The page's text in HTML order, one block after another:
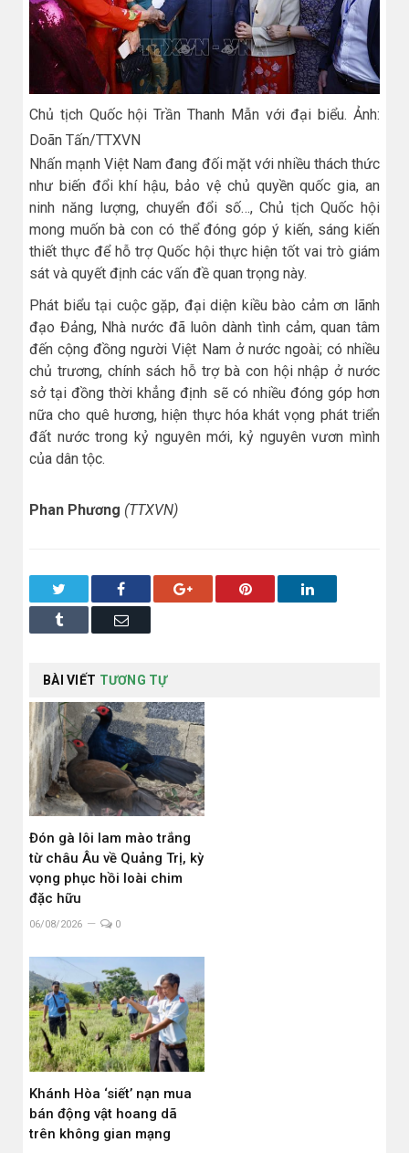
Chủ tịch Quốc hội Trần Thanh Mẫn với đại biểu. Ảnh:
Doãn Tấn/TTXVN
Nhấn mạnh Việt Nam đang đối mặt với nhiều thách thức
như biến đổi khí hậu, bảo vệ chủ quyền quốc gia, an
ninh năng lượng, chuyển đổi số…, Chủ tịch Quốc hội
mong muốn bà con có thể đóng góp ý kiến, sáng kiến
thiết thực để hỗ trợ Quốc hội thực hiện tốt vai trò giám
sát và quyết định các vấn đề quan trọng này.
Phát biểu tại cuộc gặp, đại diện kiều bào cảm ơn lãnh
đạo Đảng, Nhà nước đã luôn dành tình cảm, quan tâm
đến cộng đồng người Việt Nam ở nước ngoài; có nhiều
chủ trương, chính sách hỗ trợ bà con hội nhập ở nước
sở tại đồng thời khẳng định sẽ có nhiều đóng góp hơn
nữa cho quê hương, hiện thực hóa khát vọng phát triển
đất nước trong kỷ nguyên mới, kỷ nguyên vươn mình
của dân tộc.
Phan Phương (TTXVN)
Facebook Google+ Pinterest LinkedIn
Tumblr Email
BÀI VIẾT TƯƠNG TỰ
Đón gà lôi lam mào trắng
từ châu Âu về Quảng Trị, kỳ
vọng phục hồi loài chim
đặc hữu
06/08/2026 0
Khánh Hòa ‘siết’ nạn mua
bán động vật hoang dã
trên không gian mạng